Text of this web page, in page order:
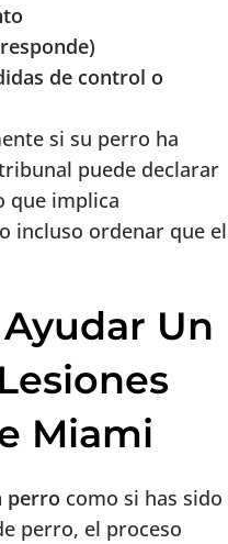
de control o
si su perro ha
puede declarar
que implica
incluso ordenar que el
Un
Miami
perro como si has sido
perro, el proceso